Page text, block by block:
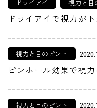
ドライアイ 視力と目
ドライアイで視力が
視力と目のピント
ピンホール効果で視
視力と目のピント